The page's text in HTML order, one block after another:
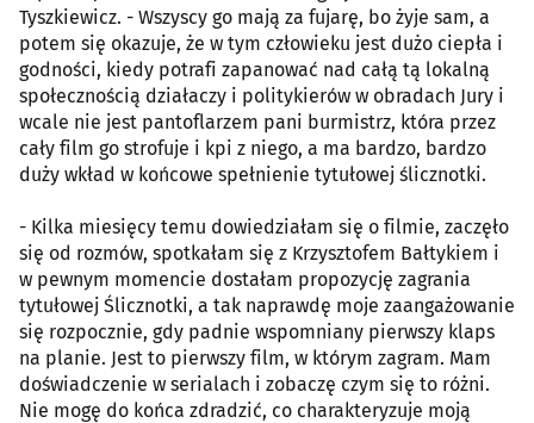
Tyszkiewicz. - Wszyscy go mają za fujarę, bo żyje sam, a
potem się okazuje, że w tym człowieku jest dużo ciepła i
godności, kiedy potrafi zapanować nad całą tą lokalną
społecznością działaczy i politykierów w obradach Jury i
wcale nie jest pantoflarzem pani burmistrz, która przez
cały film go strofuje i kpi z niego, a ma bardzo, bardzo
duży wkład w końcowe spełnienie tytułowej ślicznotki.
- Kilka miesięcy temu dowiedziałam się o filmie, zaczęło
się od rozmów, spotkałam się z Krzysztofem Bałtykiem i
w pewnym momencie dostałam propozycję zagrania
tytułowej Ślicznotki, a tak naprawdę moje zaangażowanie
się rozpocznie, gdy padnie wspomniany pierwszy klaps
na planie. Jest to pierwszy film, w którym zagram. Mam
doświadczenie w serialach i zobaczę czym się to różni.
Nie mogę do końca zdradzić, co charakteryzuje moją